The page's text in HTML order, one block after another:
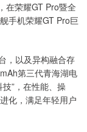
荣耀GT Pro暨全
手机荣耀GT Pro巨
以及异构融合存
第三代青海湖电
”，在性能、操
化，满足年轻用户